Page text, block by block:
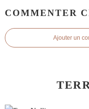
COMMENTER
Ajouter un